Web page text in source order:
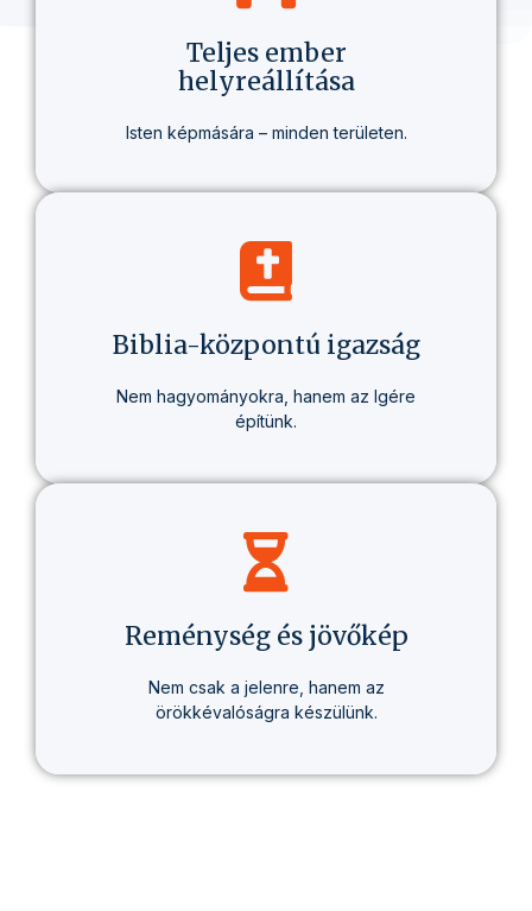
Teljes ember
helyreállítása
Isten képmására – minden területen.
Nem csak hitről beszélünk, hanem egy
olyan életmódról, amely valódi változást
hoz – egészségben, gondolkodásban és
Biblia-központú igazság
Nem hagyományokra, hanem az Igére
építünk.
Minden tanításunk alapja a Biblia – tisztán,
következetesen, személyesen érthetően.
Reménység és jövőkép
Nem csak a jelenre, hanem az
örökkévalóságra készülünk.